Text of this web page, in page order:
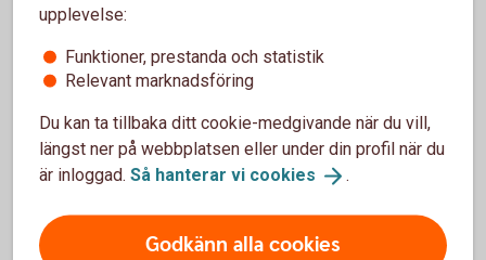
Försäkringsgivare
Swedbank FörsäkringAB
upplevelse:
Funktioner, prestanda och statistik
Relevant marknadsföring
Du kan ta tillbaka ditt cookie-medgivande när du vill,
längst ner på webbplatsen eller under din profil när du
är inloggad. Så hanterar vi cookies .
Godkänn alla cookies